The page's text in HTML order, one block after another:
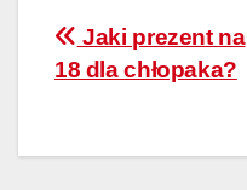
Nawigacja
wpisu
Jaki prezent na
18 dla chłopaka?